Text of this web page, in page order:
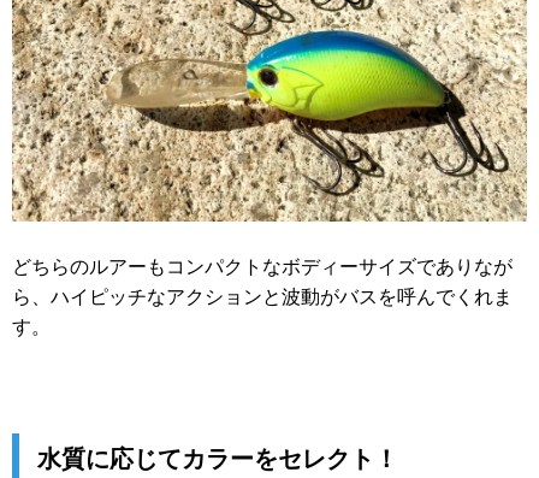
どちらのルアーもコンパクトなボディーサイズでありなが
ら、ハイピッチなアクションと波動がバスを呼んでくれま
す。
水質に応じてカラーをセレクト！